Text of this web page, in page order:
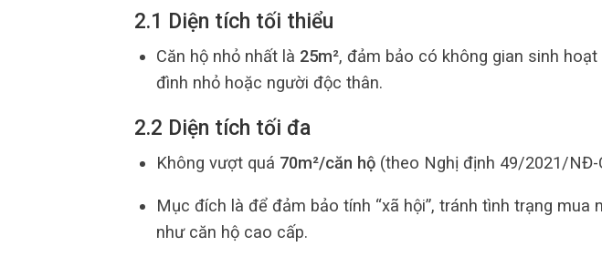
2.1 Diện tích tối thiểu
Căn hộ nhỏ nhất là 25m², đảm bảo có không gian sinh
đình nhỏ hoặc người độc thân.
2.2 Diện tích tối đa
Không vượt quá 70m²/căn hộ(theo Nghị định 49/2021/NĐ-
Mục đích là để đảm bảo tính “xã hội”, tránh tình trạng mua
như căn hộ cao cấp.